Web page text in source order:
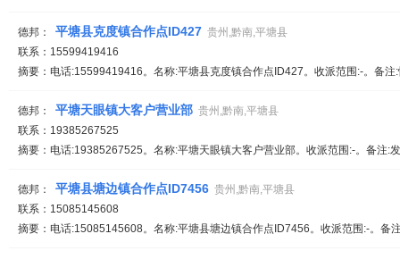
德邦： 平塘县克度镇合作点ID427 贵州,黔南,平塘县
联系：15599419416
摘要：电话:15599419416。名称:平塘县克度镇合作点ID427。收派范围:-。备
德邦： 平塘天眼镇大客户营业部 贵州,黔南,平塘县
联系：19385267525
摘要：电话:19385267525。名称:平塘天眼镇大客户营业部。收派范围:-。备注:
德邦： 平塘县塘边镇合作点ID7456 贵州,黔南,平塘县
联系：15085145608
摘要：电话:15085145608。名称:平塘县塘边镇合作点ID7456。收派范围:-。备